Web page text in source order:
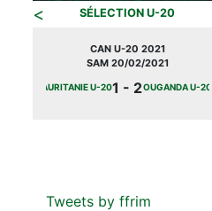
< SÉLECTION U-20
CAN U-20 2021
SAM 20/02/2021
MAURITANIE U-201 - 2OUGANDA U-20
Tweets by ffrim